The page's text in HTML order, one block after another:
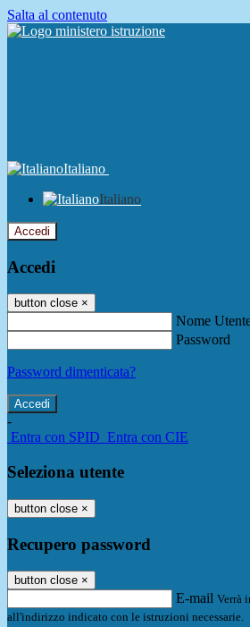
Salta al contenuto
Italiano
Italiano
Accedi
Accedi
button close ×
Nome
Password
Password dimenticata?
-
Entra con SPID Entra con CIE
Seleziona utente
button close ×
Recupero password
button close ×
E-mail Verrà
all'indirizzo indicato con le istruzioni necessarie.